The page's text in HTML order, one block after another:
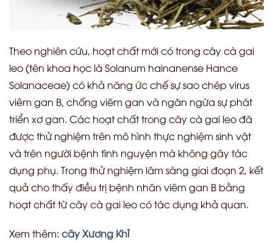
Theo nghiên cứu, hoạt chất mới có trong cây cà gai
leo (tên khoa học là Solanum hainanense Hance
Solanaceae) có khả năng ức chế sự sao chép virus
viêm gan B, chống viêm gan và ngăn ngừa sự phát
triển xơ gan. Các hoạt chất trong cây cà gai leo đã
được thử nghiệm trên mô hình thực nghiệm sinh vật
và trên người bệnh tình nguyện mà không gây tác
dụng phụ. Trong thử nghiệm lâm sàng giai đoạn 2, kết
quả cho thấy điều trị bệnh nhân viêm gan B bằng
hoạt chất từ cây cà gai leo có tác dụng khả quan.
Xem thêm: cây Xương Khỉ